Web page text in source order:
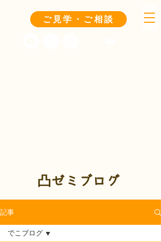
ご見学・ご相談
凸ゼミブログ
記事
でこブログ